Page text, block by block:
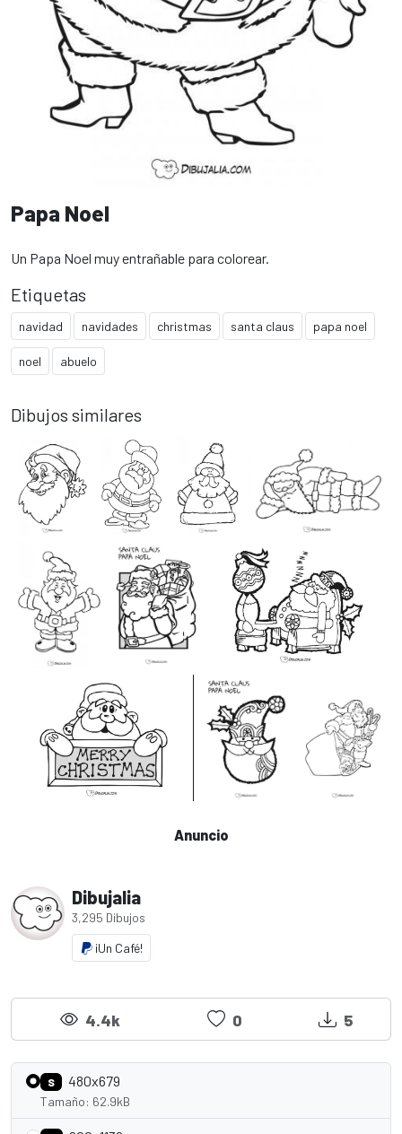
Papa Noel
Un Papa Noel muy entrañable para colorear.
Etiquetas
navidad navidades christmas santa claus papa noel
noel abuelo
Dibujos similares
Anuncio
Dibujalia
3,295 Dibujos
¡Un Café!
4.4k 0 5
S 480x679
Tamaño: 62.9kB